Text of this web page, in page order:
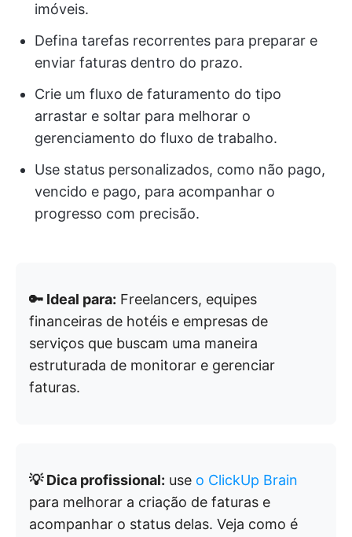
imóveis.
Defina tarefas recorrentes para preparar e
enviar faturas dentro do prazo.
Crie um fluxo de faturamento do tipo
arrastar e soltar para melhorar o
gerenciamento do fluxo de trabalho.
Use status personalizados, como não pago,
vencido e pago, para acompanhar o
progresso com precisão.
🔑 Ideal para: Freelancers, equipes
financeiras de hotéis e empresas de
serviços que buscam uma maneira
estruturada de monitorar e gerenciar
faturas.
💡 Dica profissional: use o ClickUp Brain
para melhorar a criação de faturas e
acompanhar o status delas. Veja como é